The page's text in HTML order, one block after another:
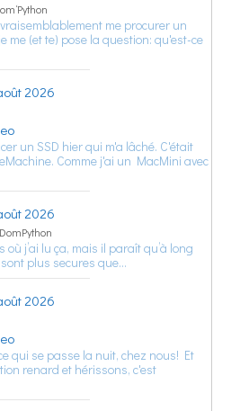
me procurer un
me (et te) pose la question: qu'est-ce
2026
un SSD hier qui m'a lâché. C'était
Comme j'ai un MacMini avec
2026
où j’ai lu ça, mais il paraît qu’à long
plus secures que…
2026
qui se passe la nuit, chez nous! Et
renard et hérissons, c'est